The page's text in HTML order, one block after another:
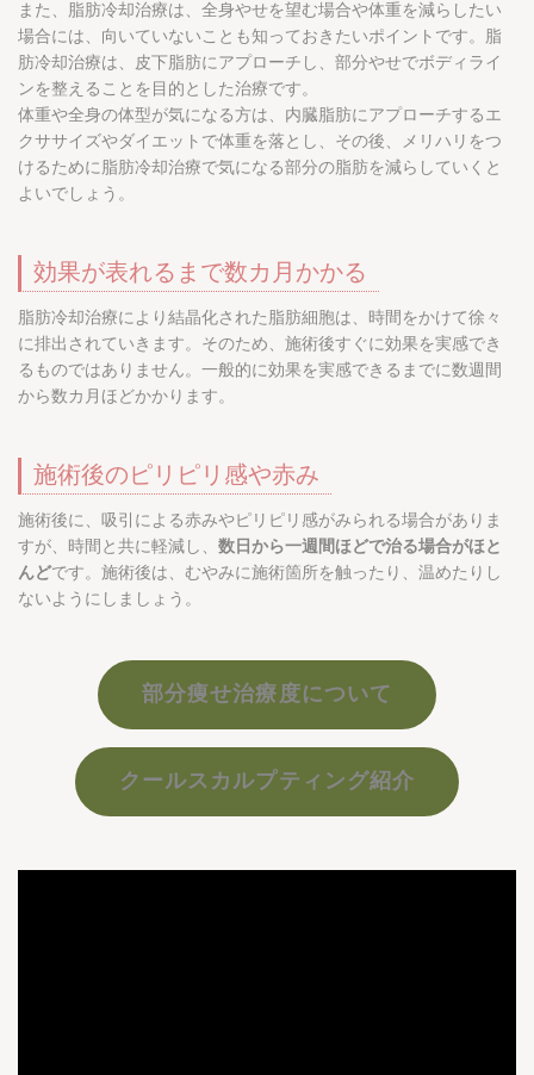
また、脂肪冷却治療は、全身やせを望む場合や体重を減らしたい
場合には、向いていないことも知っておきたいポイントです。脂
肪冷却治療は、皮下脂肪にアプローチし、部分やせでボディライ
ンを整えることを目的とした治療です。
体重や全身の体型が気になる方は、内臓脂肪にアプローチするエ
クササイズやダイエットで体重を落とし、その後、メリハリをつ
けるために脂肪冷却治療で気になる部分の脂肪を減らしていくと
よいでしょう。
効果が表れるまで数カ月かかる
脂肪冷却治療により結晶化された脂肪細胞は、時間をかけて徐々
に排出されていきます。そのため、施術後すぐに効果を実感でき
るものではありません。一般的に効果を実感できるまでに数週間
から数カ月ほどかかります。
施術後のピリピリ感や赤み
施術後に、吸引による赤みやピリピリ感がみられる場合がありま
すが、時間と共に軽減し、 数日から一週間ほどで治る場合がほと
んどです。施術後は、むやみに施術箇所を触ったり、温めたりし
ないようにしましょう。
部分痩せ治療度について
クールスカルプティング紹介